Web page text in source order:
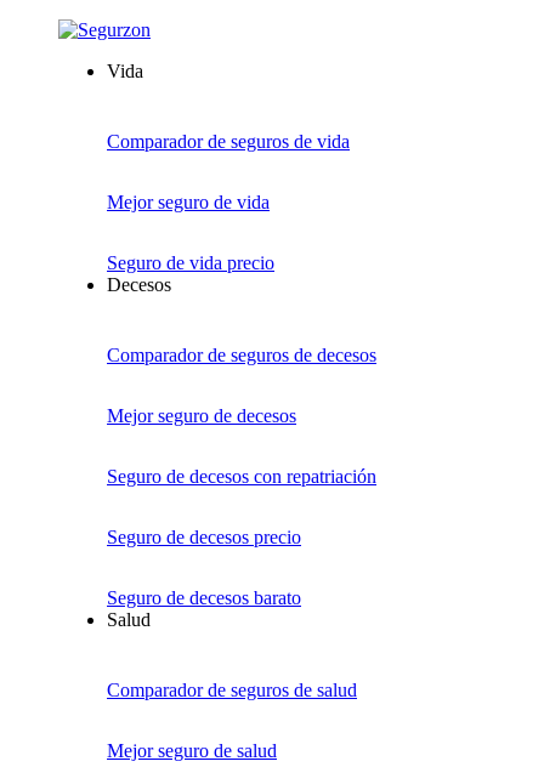
Vida
Comparador de seguros de vida
Mejor seguro de vida
Seguro de vida precio
Decesos
Comparador de seguros de decesos
Mejor seguro de decesos
Seguro de decesos con repatriación
Seguro de decesos precio
Seguro de decesos barato
Salud
Comparador de seguros de salud
Mejor seguro de salud